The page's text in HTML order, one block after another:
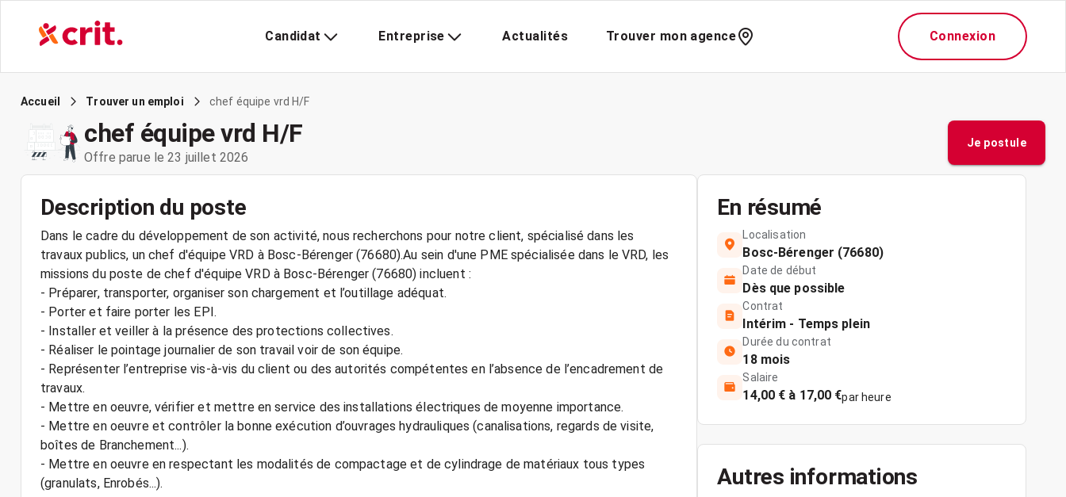
Candidat Entreprise Actualités Trouver mon agence Connexion
Accueil Trouver un emploi chef équipe vrd H/F
chef équipe vrd H/F
Offre parue le 23 juillet 2026
Je postule
Description du poste
Dans le cadre du développement de son activité, nous recherchons pour notre client, spécialisé dans les
travaux publics, un chef d'équipe VRD à Bosc-Bérenger (76680).Au sein d'une PME spécialisée dans le VRD, les
missions du poste de chef d'équipe VRD à Bosc-Bérenger (76680) incluent :
- Préparer, transporter, organiser son chargement et l’outillage adéquat.
- Porter et faire porter les EPI.
- Installer et veiller à la présence des protections collectives.
- Réaliser le pointage journalier de son travail voir de son équipe.
- Représenter l’entreprise vis-à-vis du client ou des autorités compétentes en l’absence de l’encadrement de
travaux.
- Mettre en oeuvre, vérifier et mettre en service des installations électriques de moyenne importance.
- Mettre en oeuvre et contrôler la bonne exécution d’ouvrages hydrauliques (canalisations, regards de visite,
boîtes de Branchement...).
- Mettre en oeuvre en respectant les modalités de compactage et de cylindrage de matériaux tous types
(granulats, Enrobés...).
En résumé
Localisation
Bosc-Bérenger (76680)
Date de début
Dès que possible
Contrat
Intérim - Temps plein
Durée du contrat
18 mois
Salaire
14,00 € à 17,00 €par heure
Autres informations